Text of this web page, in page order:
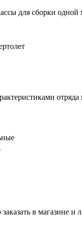
для сборки одной
в магазине и